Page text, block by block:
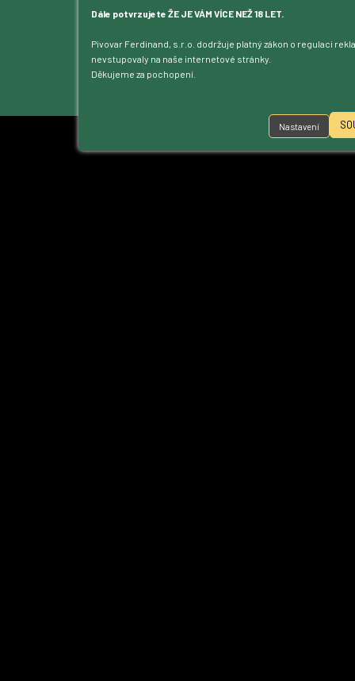
Dále potvrzujete ŽE JE VÁM VÍCE NEŽ 18 LET.
Pivovar Ferdinand, s.r.o. dodržuje platný zákon o regulaci
nevstupovaly na naše internetové stránky.
Děkujeme za pochopení.
Nastavení
Kontakt
Ke stažení
Přístupnost
Nastavení cookies